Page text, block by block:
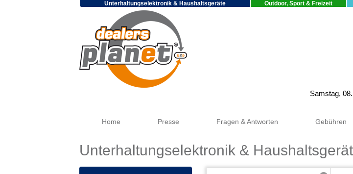
Unterhaltungselektronik & Haushaltsgeräte Outdoor, Sport & Freizeit
Samstag,
Home Presse Fragen & Antworten Gebühren
Unterhaltungselektronik &